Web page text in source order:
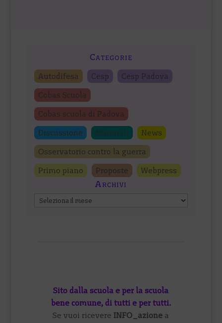
Categorie
Autodifesa Cesp
Cesp Padova
Cobas Scuola
Cobas scuola di Padova
Discussione
Materiali
News
Osservatorio contro la guerra
Primo piano
Proposte Webpress
Archivi
Archivi
Sito dalla scuola e per la scuola
bene comune, di tutti e per tutti.
Se vuoi ricevere INFO_azione a